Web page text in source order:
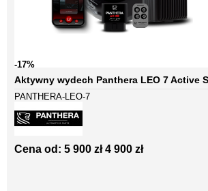
-17%
Aktywny wydech Panthera LEO 7 Active
PANTHERA-LEO-7
Cena od: 5 900 zł 4 900 zł